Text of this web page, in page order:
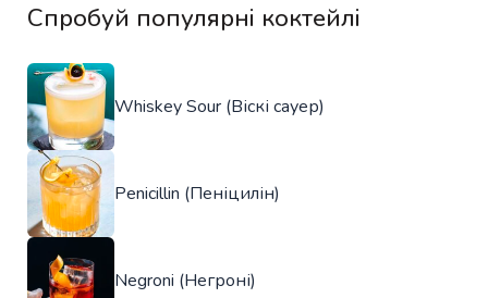
Спробуй популярні коктейлі
Whiskey Sour (Віскі сауер)
Penicillin (Пеніцилін)
Negroni (Негроні)